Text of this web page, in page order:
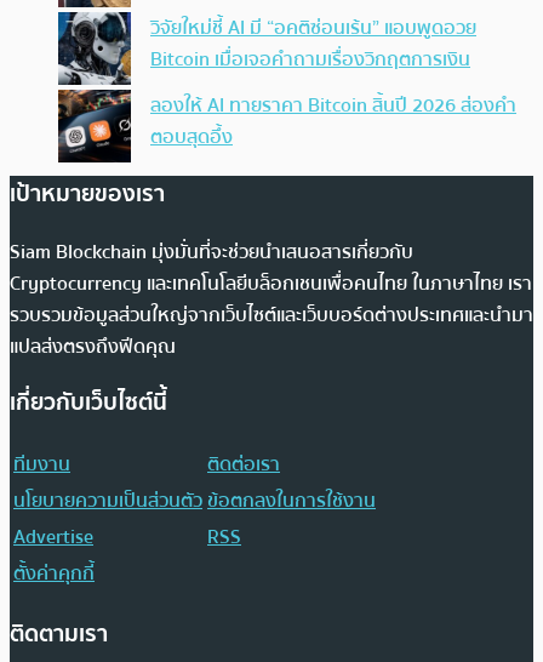
วิจัยใหม่ชี้ AI มี “อคติซ่อนเร้น” แอบพูดอวย
Bitcoin เมื่อเจอคำถามเรื่องวิกฤตการเงิน
ลองให้ AI ทายราคา Bitcoin สิ้นปี 2026 ส่องคำ
ตอบสุดอึ้ง
เป้าหมายของเรา
Siam Blockchain มุ่งมั่นที่จะช่วยนำเสนอสารเกี่ยวกับ
Cryptocurrency และเทคโนโลยีบล็อกเชนเพื่อคนไทย ในภาษาไทย เรา
รวบรวมข้อมูลส่วนใหญ่จากเว็บไซต์และเว็บบอร์ดต่างประเทศและนำมา
แปลส่งตรงถึงฟีดคุณ
เกี่ยวกับเว็บไซต์นี้
ทีมงาน
ติดต่อเรา
นโยบายความเป็นส่วนตัวข้อตกลงในการใช้งาน
Advertise
RSS
ตั้งค่าคุกกี้
ติดตามเรา